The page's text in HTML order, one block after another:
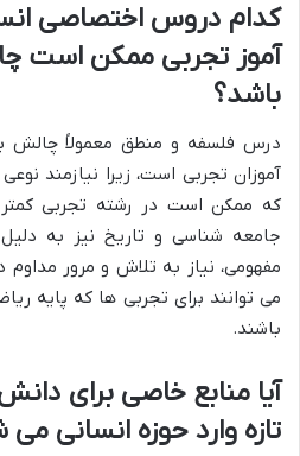
کدام دروس اختصاصی
آموز تجربی ممکن است
باشد؟
درس فلسفه و منطق معمولاً چالش
آموزان تجربی است، زیرا نیازمند
که ممکن است در رشته تجربی
جامعه شناسی و تاریخ نیز به
مفهومی، نیاز به تلاش و مرور مداوم
می توانند برای تجربی ها که پایه
باشند.
آیا منابع خاصی برای
تازه وارد حوزه انسانی